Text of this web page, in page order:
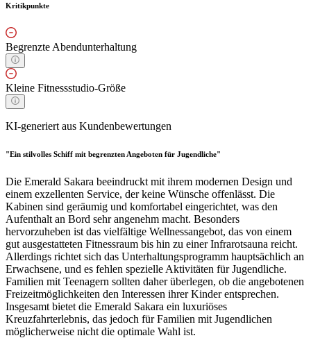
Kritikpunkte
Begrenzte Abendunterhaltung
Kleine Fitnessstudio-Größe
KI-generiert aus Kundenbewertungen
"Ein stilvolles Schiff mit begrenzten Angeboten für Jugendliche"
Die Emerald Sakara beeindruckt mit ihrem modernen Design und
einem exzellenten Service, der keine Wünsche offenlässt. Die
Kabinen sind geräumig und komfortabel eingerichtet, was den
Aufenthalt an Bord sehr angenehm macht. Besonders
hervorzuheben ist das vielfältige Wellnessangebot, das von einem
gut ausgestatteten Fitnessraum bis hin zu einer Infrarotsauna reicht.
Allerdings richtet sich das Unterhaltungsprogramm hauptsächlich an
Erwachsene, und es fehlen spezielle Aktivitäten für Jugendliche.
Familien mit Teenagern sollten daher überlegen, ob die angebotenen
Freizeitmöglichkeiten den Interessen ihrer Kinder entsprechen.
Insgesamt bietet die Emerald Sakara ein luxuriöses
Kreuzfahrterlebnis, das jedoch für Familien mit Jugendlichen
möglicherweise nicht die optimale Wahl ist.